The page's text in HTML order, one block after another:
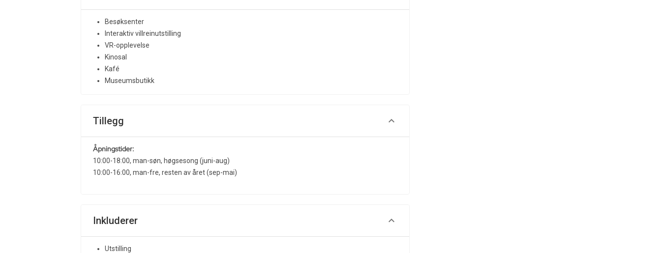
Besøksenter
Interaktiv villreinutstilling
VR-opplevelse
Kinosal
Kafé
Museumsbutikk
Tillegg
Åpningstider:
10:00-18:00, man-søn, høgsesong (juni-aug)
10:00-16:00, man-fre, resten av året (sep-mai)
Inkluderer
Utstilling